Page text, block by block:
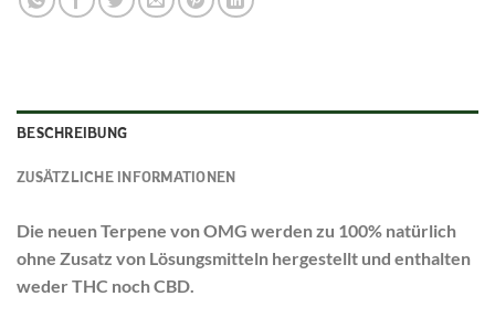
BESCHREIBUNG
ZUSÄTZLICHE INFORMATIONEN
Die neuen Terpene von OMG werden zu 100% natürlich
ohne Zusatz von Lösungsmitteln hergestellt und enthalten
weder THC noch CBD.